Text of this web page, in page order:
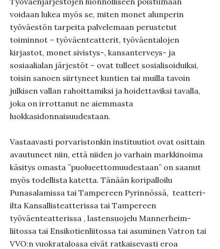
voidaan lukea myös se, miten monet alunperin
työväestön tarpeita palvelemaan perustetut
toiminnot – työväenteatterit, työväentalojen
kirjastot, monet sivistys-, kansanterveys- ja
sosiaalialan järjestöt – ovat tulleet sosialisoiduiksi,
toisin sanoen siirtyneet kuntien tai muilla tavoin
julkisen vallan rahoittamiksi ja hoidettaviksi tavalla,
joka on irrottanut ne aiemmasta
luokkasidonnaisuudestaan.
Vastaavasti porvaristonkin instituutiot ovat osittain
avautuneet niin, että niiden jo varhain markkinoima
käsitys omasta ”puolueettomuudestaan” on saanut
myös todellista katetta. Tänään koripalloilu
Punasalamissa tai Tampereen Pyrinnössä, teatteri-
ilta Kansallisteatterissa tai Tampereen
työväenteatterissa , lastensuojelu Mannerheim-
liitossa tai Ensikotienliitossa tai asuminen Vatron tai
VVO:n vuokratalossa eivät ratkaisevasti eroa